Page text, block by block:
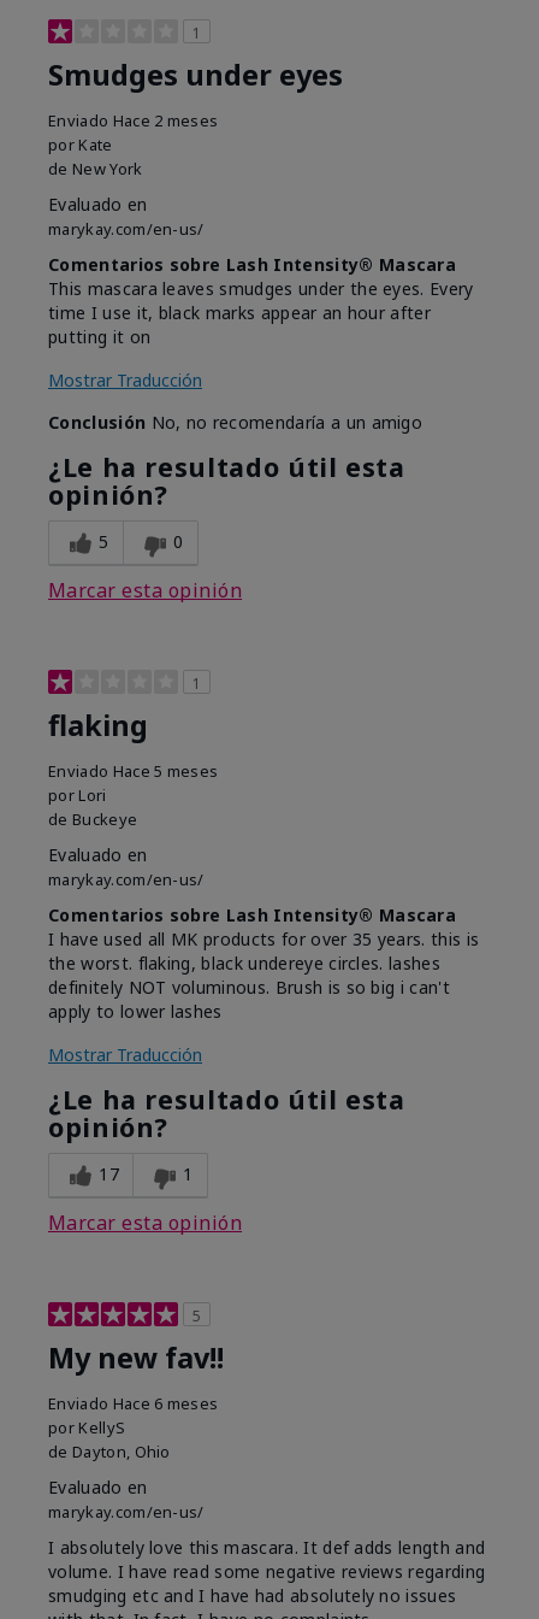
1
Smudges under eyes
Enviado Hace 2 meses
por Kate
de New York
Evaluado en
marykay.com/en-us/
Comentarios sobre Lash Intensity® Mascara
This mascara leaves smudges under the eyes. Every
time I use it, black marks appear an hour after
putting it on
Mostrar Traducción
Conclusión No, no recomendaría a un amigo
¿Le ha resultado útil esta
opinión?
5 0
Marcar esta opinión
1
flaking
Enviado Hace 5 meses
por Lori
de Buckeye
Evaluado en
marykay.com/en-us/
Comentarios sobre Lash Intensity® Mascara
I have used all MK products for over 35 years. this is
the worst. flaking, black undereye circles. lashes
definitely NOT voluminous. Brush is so big i can't
apply to lower lashes
Mostrar Traducción
¿Le ha resultado útil esta
opinión?
17 1
Marcar esta opinión
5
My new fav!!
Enviado Hace 6 meses
por KellyS
de Dayton, Ohio
Evaluado en
marykay.com/en-us/
I absolutely love this mascara. It def adds length and
volume. I have read some negative reviews regarding
smudging etc and I have had absolutely no issues